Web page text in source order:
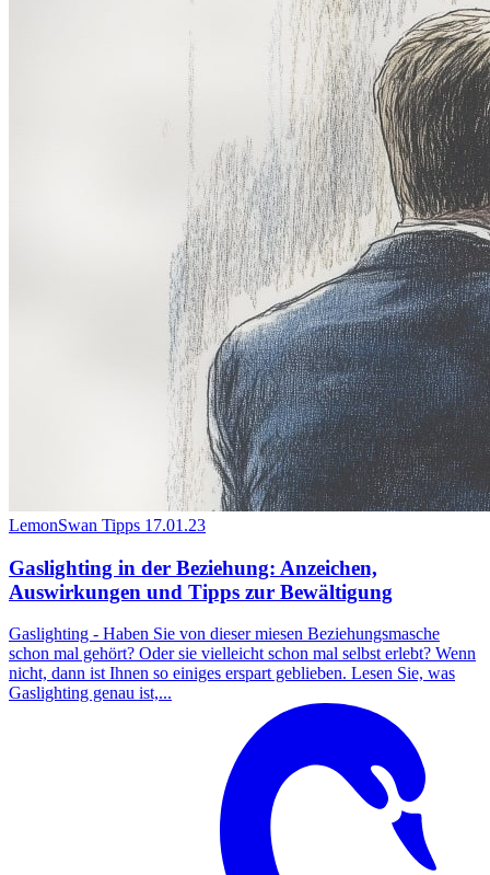
LemonSwan Tipps 17.01.23
Gaslighting in der Beziehung: Anzeichen,
Auswirkungen und Tipps zur Bewältigung
Gaslighting - Haben Sie von dieser miesen Beziehungsmasche
schon mal gehört? Oder sie vielleicht schon mal selbst erlebt? Wenn
nicht, dann ist Ihnen so einiges erspart geblieben. Lesen Sie, was
Gaslighting genau ist,...